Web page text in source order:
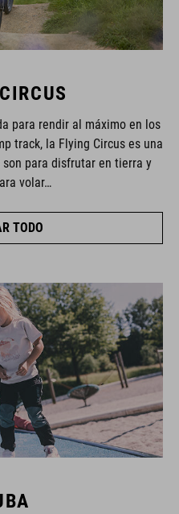
para rendir al máximo en los
track, la Flying Circus es una
para disfrutar en tierra y
volar…
TODO